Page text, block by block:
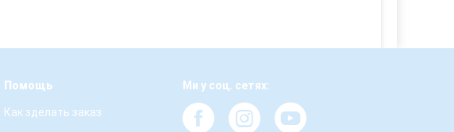
Помощь
Как зделать заказ
Ми у соц. сетях: